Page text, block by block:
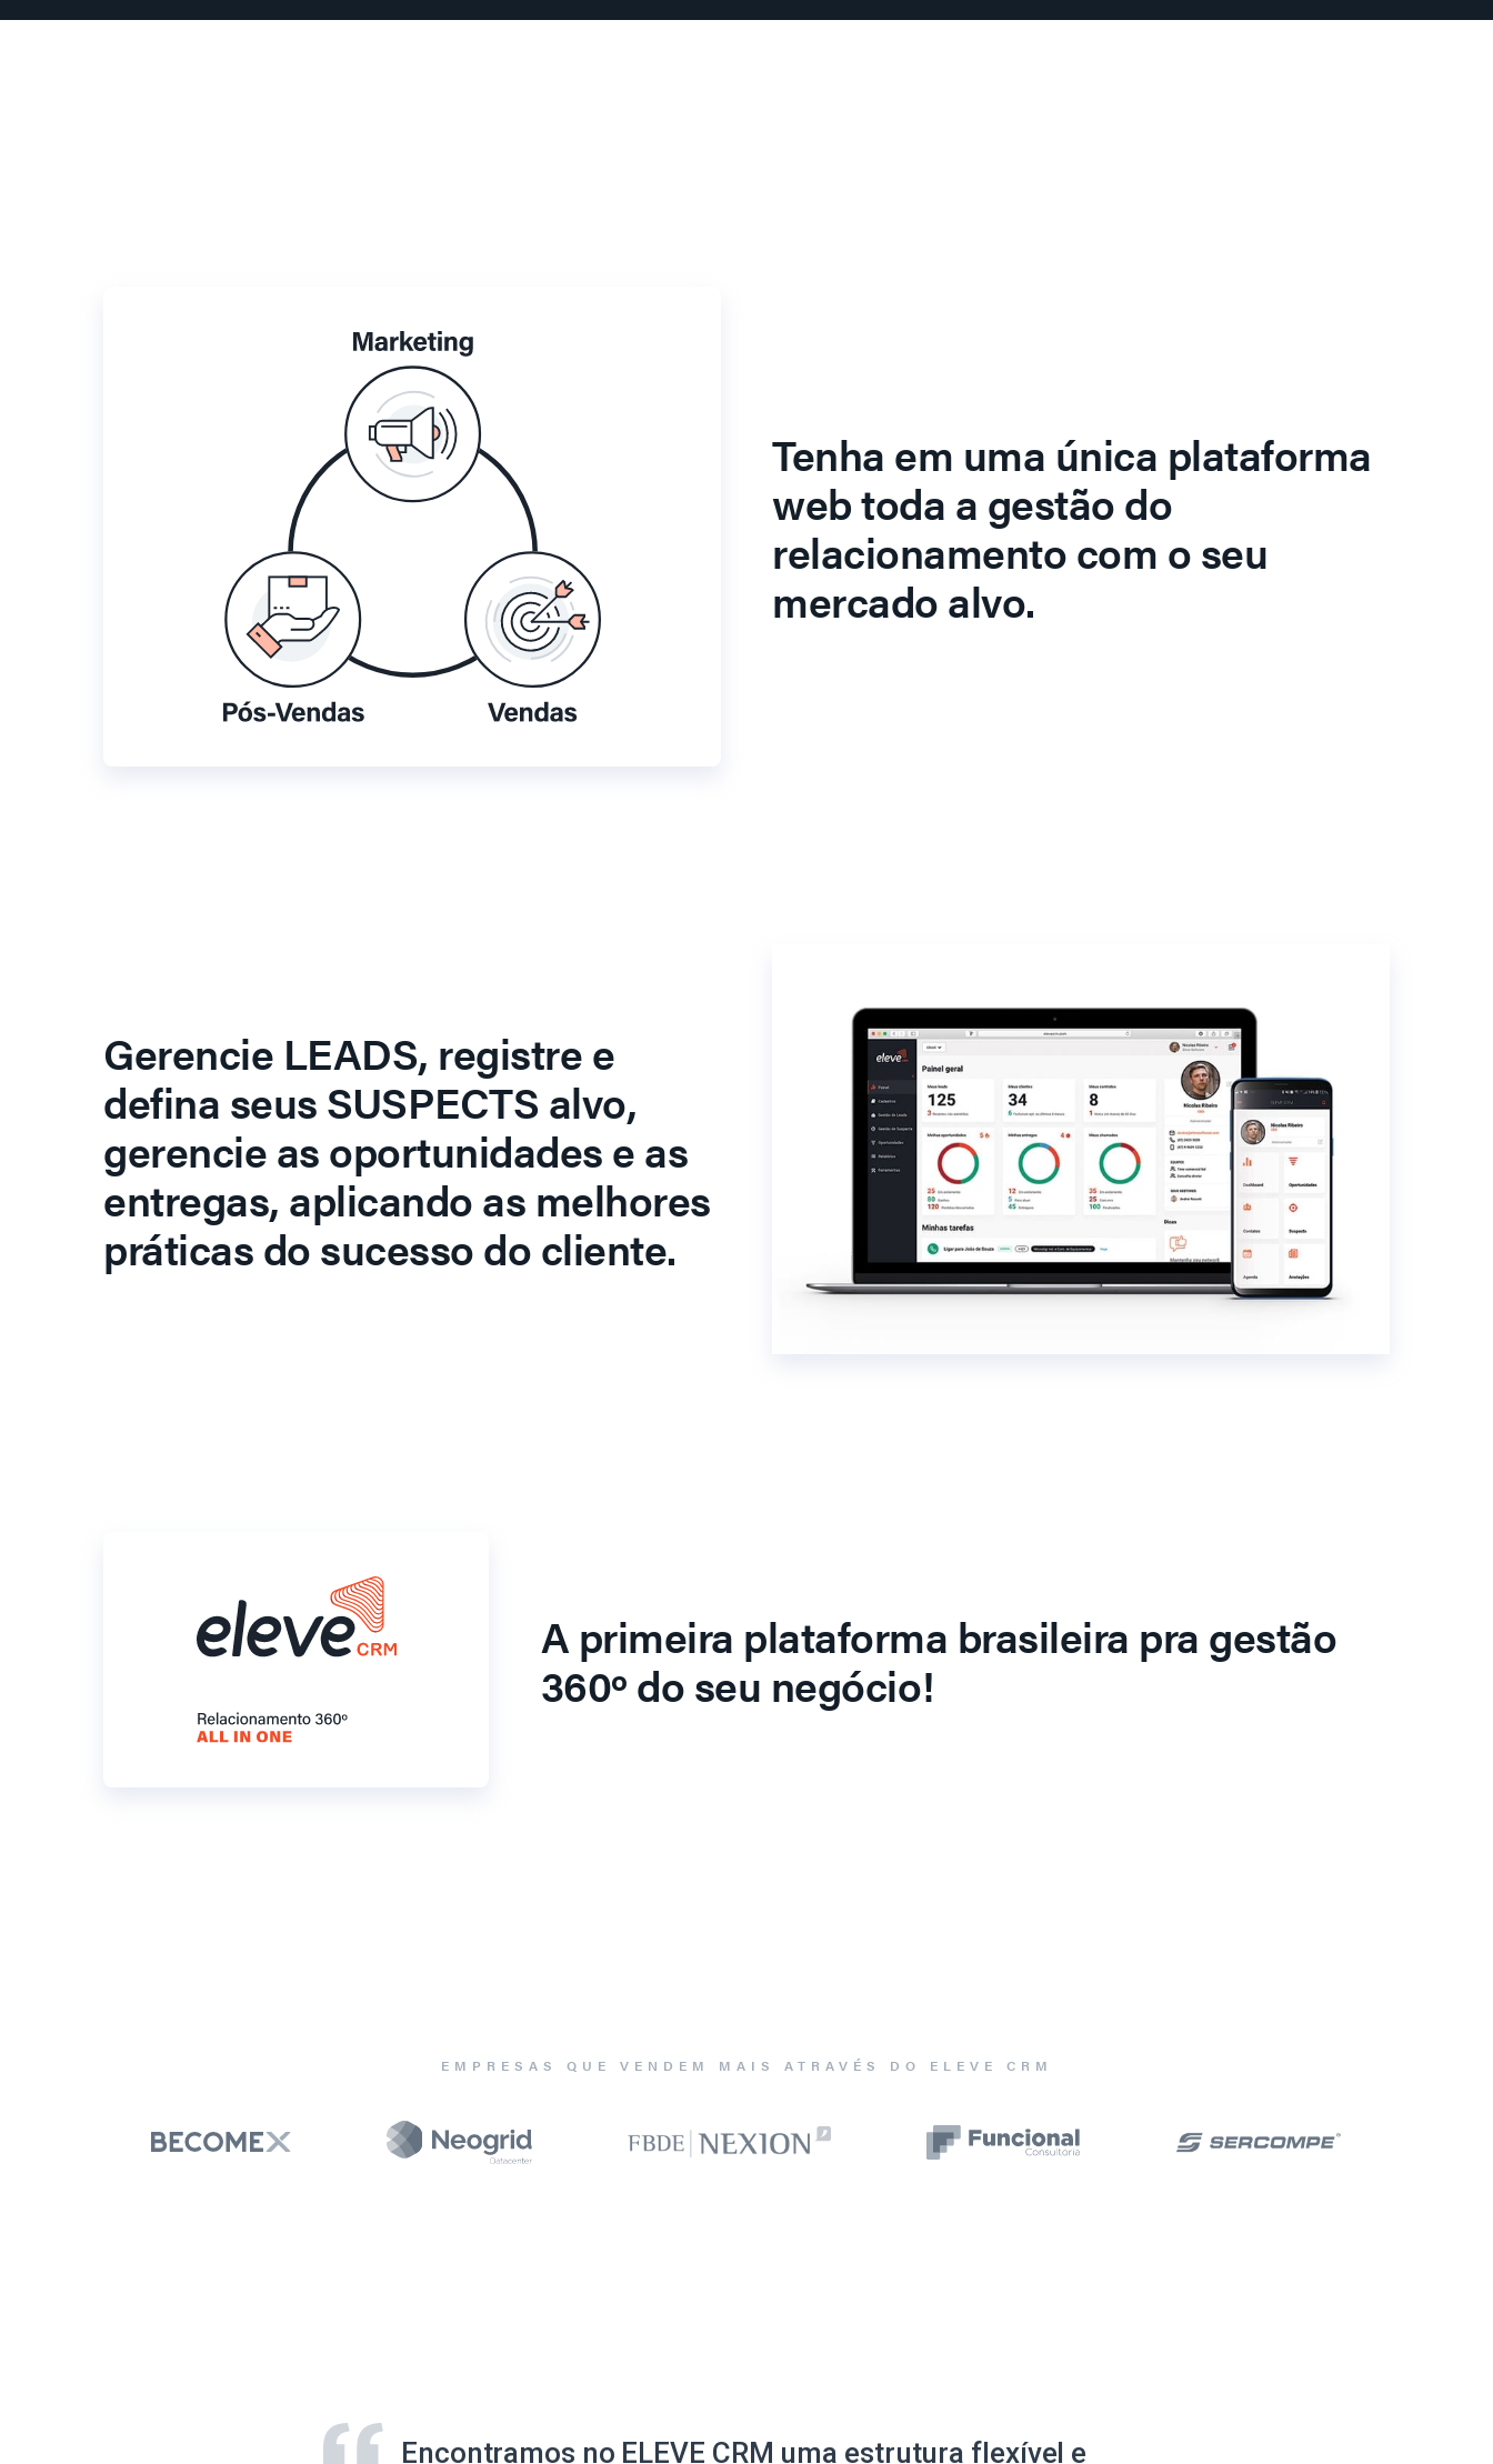
Tenha em uma única plataforma
web toda a gestão do
relacionamento com o seu
mercado alvo.
Gerencie LEADS, registre e
defina seus SUSPECTS alvo,
gerencie as oportunidades e as
entregas, aplicando as melhores
práticas do sucesso do cliente.
A primeira plataforma brasileira pra gestão
360º do seu negócio!
EMPRESAS QUE VENDEM MAIS ATRAVÉS DO ELEVE CRM
Encontramos no ELEVE CRM uma estrutura flexível e